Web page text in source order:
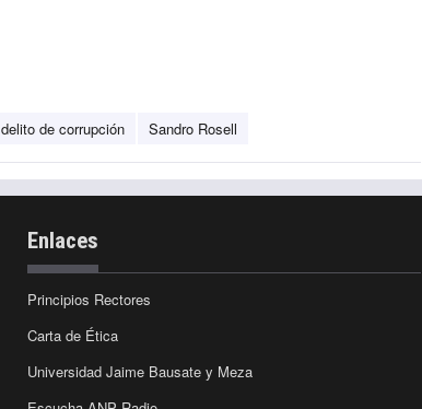
delito de corrupción Sandro Rosell
Enlaces
Principios Rectores
Carta de Ética
Universidad Jaime Bausate y Meza